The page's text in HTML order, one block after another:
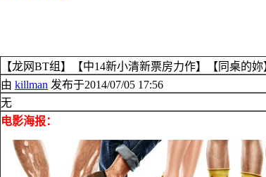
【龙网BT组】【中14新小清新票房力作】【同桌的妳
由 killman 发布于2014/07/05 17:56
无
电影海报：